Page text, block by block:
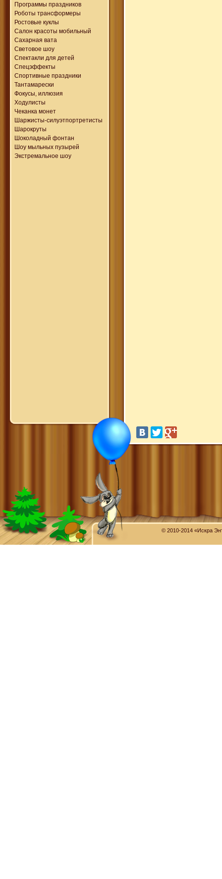
Программы праздников
Роботы трансформеры
Ростовые куклы
Салон красоты мобильный
Сахарная вата
Световое шоу
Спектакли для детей
Спецэффекты
Спортивные праздники
Тантамарески
Фокусы, иллюзия
Ходулисты
Чеканка монет
Шаржисты-силуэтпортретисты
Шарокруты
Шоколадный фонтан
Шоу мыльных пузырей
Экстремальное шоу
© 2010-2014 «Искра